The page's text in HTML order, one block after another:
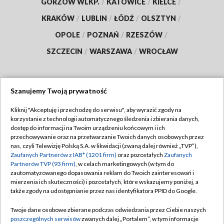
GORZÓW WLKP. / KATOWICE / KIELCE /
KRAKÓW / LUBLIN / ŁÓDŹ / OLSZTYN /
OPOLE / POZNAŃ / RZESZÓW /
SZCZECIN / WARSZAWA / WROCŁAW
TVP
Abonament TVP
Emisja w TVP
Centrum informacji TVP
Naziemna Telewizja Cyfrowa
Rada Programowa
Regulamin TVP
Polityka prywatności
Moje zgody
Pomoc
Kontakt
Szanujemy Twoją prywatność
Kliknij "Akceptuję i przechodzę do serwisu", aby wyrazić zgody na
korzystanie z technologii automatycznego śledzenia i zbierania danych,
dostęp do informacji na Twoim urządzeniu końcowym i ich
przechowywanie oraz na przetwarzanie Twoich danych osobowych przez
nas, czyli Telewizję Polską S.A. w likwidacji (zwaną dalej również „TVP”),
Zaufanych Partnerów z IAB* (1201 firm) oraz pozostałych Zaufanych
Partnerów TVP (93 firm), w celach marketingowych (w tym do
zautomatyzowanego dopasowania reklam do Twoich zainteresowań i
mierzenia ich skuteczności) i pozostałych, które wskazujemy poniżej, a
także zgody na udostępnianie przez nas identyfikatora PPID do Google.
Twoje dane osobowe zbierane podczas odwiedzania przez Ciebie naszych
poszczególnych serwisówzwanych dalej „Portalem”, w tym informacje